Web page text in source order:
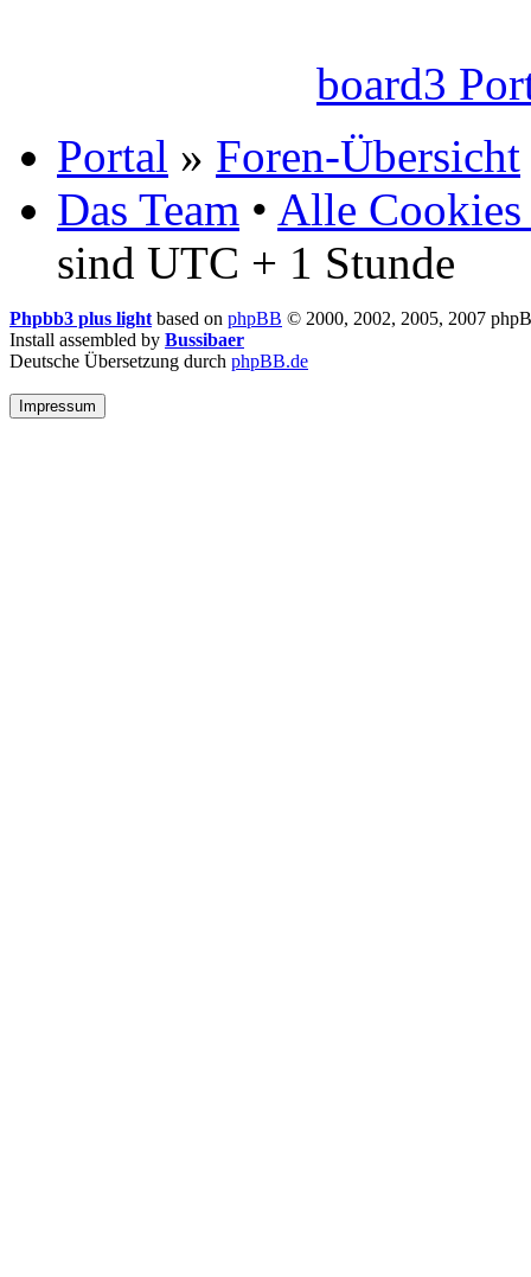
board3
Portal » Foren-Übersicht
Das Team • Alle Cookies
sind UTC + 1 Stunde
Phpbb3 plus lightbased on phpBB © 2000, 2002, 2005, 2007
Install assembled by Bussibaer
Deutsche Übersetzung durch phpBB.de